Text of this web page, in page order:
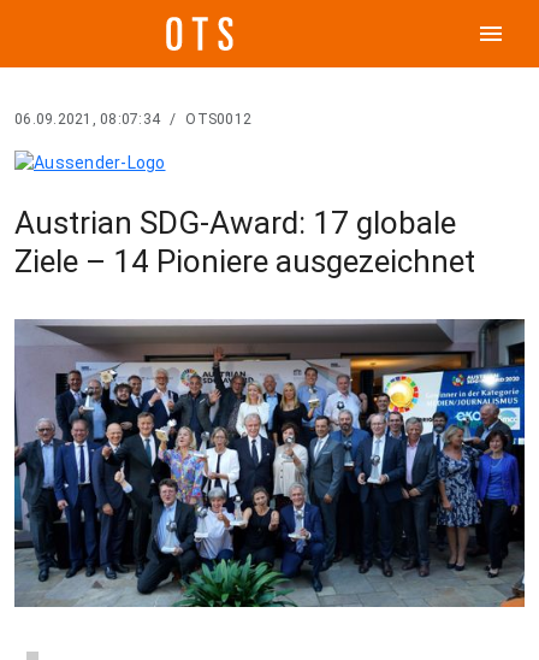
menu
06.09.2021, 08:07:34 / OTS0012
Austrian SDG-Award: 17 globale
Ziele – 14 Pioniere ausgezeichnet